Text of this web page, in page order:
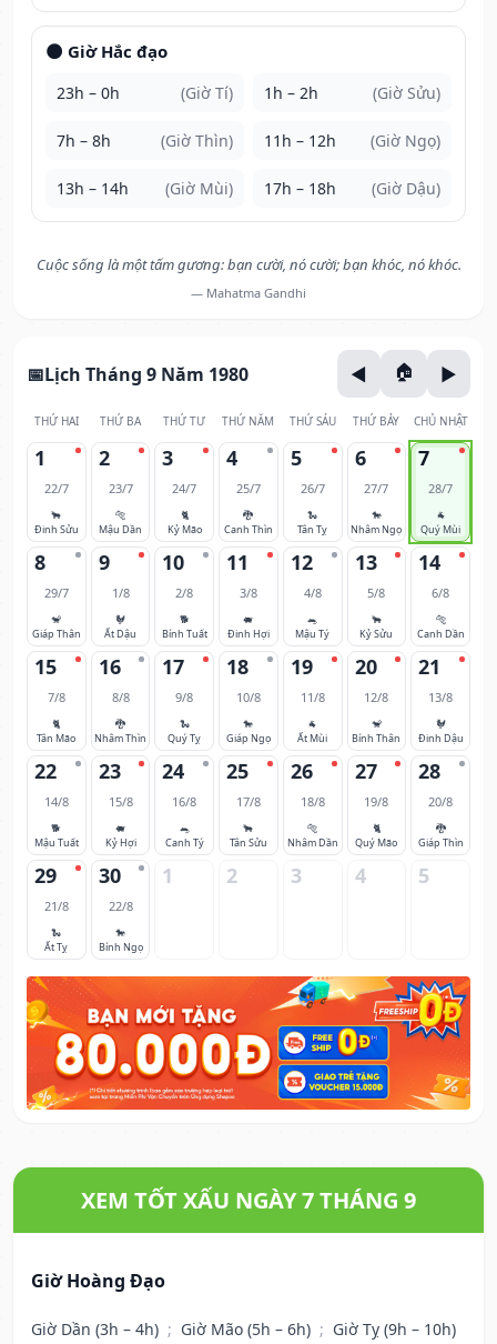
🌑 Giờ Hắc đạo
23h – 0h (Giờ Tí) 1h – 2h (Giờ Sửu)
7h – 8h (Giờ Thìn) 11h – 12h (Giờ Ngọ)
13h – 14h (Giờ Mùi) 17h – 18h (Giờ Dậu)
Cuộc sống là một tấm gương: bạn cười, nó cười; bạn khóc, nó khóc.
— Mahatma Gandhi
Lịch Tháng 9 Năm 1980
THỨ HAI THỨ BA THỨ TƯ THỨ NĂM THỨ SÁU THỨ BẢY CHỦ NHẬT
1
22/7
🐂
Đinh Sửu
2
23/7
🐅
Mậu Dần
3
24/7
🐈
Kỷ Mão
4
25/7
🐉
Canh Thìn
5
26/7
🐍
Tân Tỵ
6
27/7
🐎
Nhâm Ngọ
7
28/7
🐐
Quý Mùi
8
29/7
🐒
Giáp Thân
9
1/8
🐓
Ất Dậu
10
2/8
🐕
Bính Tuất
11
3/8
🐖
Đinh Hợi
12
4/8
🐀
Mậu Tý
13
5/8
🐂
Kỷ Sửu
14
6/8
🐅
Canh Dần
15
7/8
🐈
Tân Mão
16
8/8
🐉
Nhâm Thìn
17
9/8
🐍
Quý Tỵ
18
10/8
🐎
Giáp Ngọ
19
11/8
🐐
Ất Mùi
20
12/8
🐒
Bính Thân
21
13/8
🐓
Đinh Dậu
22
14/8
🐕
Mậu Tuất
23
15/8
🐖
Kỷ Hợi
24
16/8
🐀
Canh Tý
25
17/8
🐂
Tân Sửu
26
18/8
🐅
Nhâm Dần
27
19/8
🐈
Quý Mão
28
20/8
🐉
Giáp Thìn
29
21/8
🐍
Ất Tỵ
30
22/8
🐎
Bính Ngọ
1 2 3 4 5
XEM TỐT XẤU NGÀY 7 THÁNG 9
Giờ Hoàng Đạo
Giờ Dần (3h – 4h) ; Giờ Mão (5h – 6h) ; Giờ Tỵ (9h – 10h)